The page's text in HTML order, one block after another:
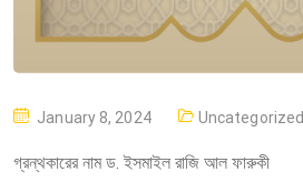
P
S
January 8, 2024 Uncategorized
গ্রন্থকারের নাম ড. ইসমাইল রাজি আল ফারুকী